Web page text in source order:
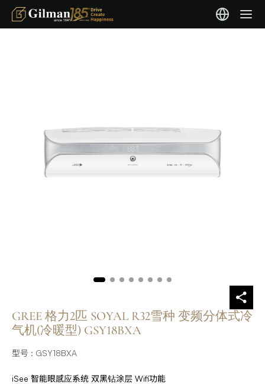
GREE 格力2匹 SOYAL R32雪种 变频分体式冷
气机(冷暖型) GSY18BXA
型号 : GSY18BXA
iSee 智能眼感应系统 双黑钻涂层 Wifi功能